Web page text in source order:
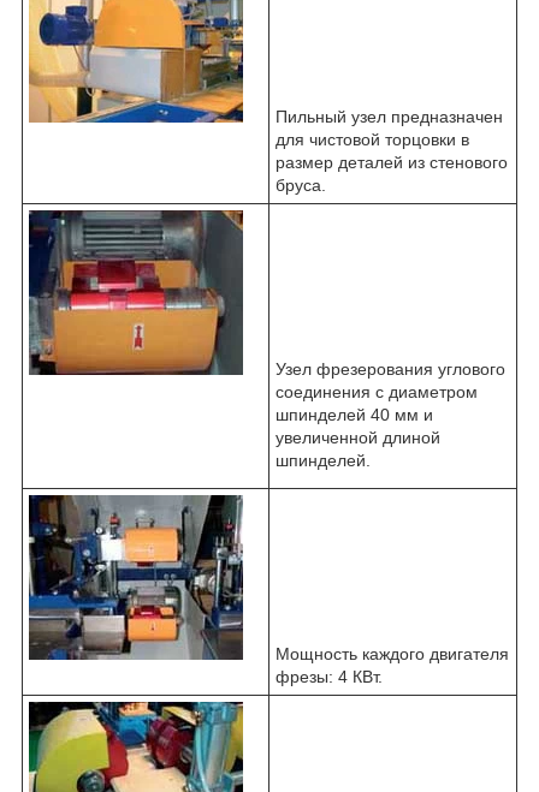
Пильный узел предназначен
для чистовой торцовки в
размер деталей из стенового
бруса.
Узел фрезерования углового
соединения с диаметром
шпинделей 40 мм и
увеличенной длиной
шпинделей.
Мощность каждого двигателя
фрезы: 4 КВт.